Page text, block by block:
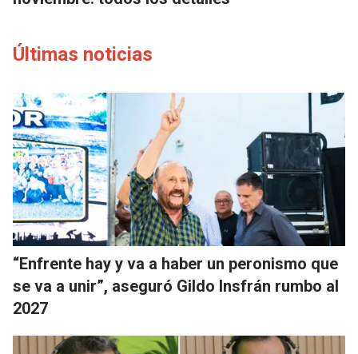
Últimas noticias
“Enfrente hay y va a haber un peronismo que
se va a unir”, aseguró Gildo Insfrán rumbo al
2027